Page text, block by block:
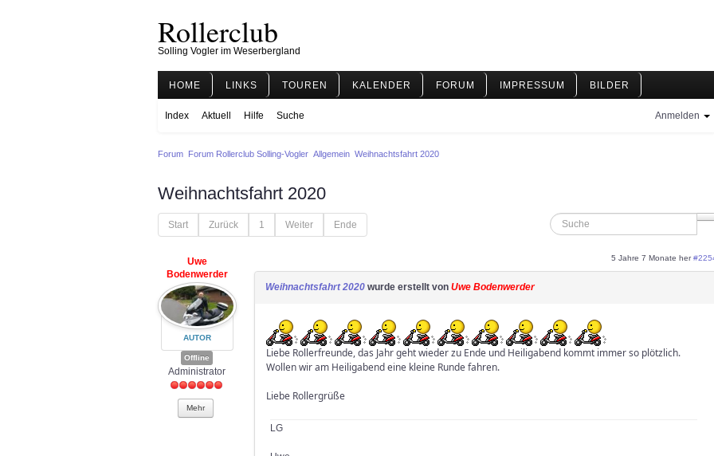
Rollerclub
Solling Vogler im Weserbergland
HOME LINKS TOUREN KALENDER FORUM IMPRESSUM BILDER
Index Aktuell Hilfe Suche Anmelden
Forum Forum Rollerclub Solling-Vogler Allgemein Weihnachtsfahrt 2020
Weihnachtsfahrt 2020
Start Zurück 1 Weiter Ende
Uwe
Bodenwerder
AUTOR
Offline
Administrator
Mehr
5 Jahre 7 Monate her
Weihnachtsfahrt 2020 wurde erstellt vonUwe Bodenwerder
Liebe Rollerfreunde, das Jahr geht wieder zu Ende und Heiligabend kommt immer so plötzlich.
Wollen wir am Heiligabend eine kleine Runde fahren.
Liebe Rollergrüße
LG